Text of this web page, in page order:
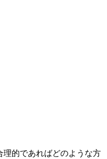
理的であればどのような方